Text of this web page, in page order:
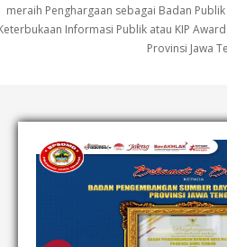
meraih Penghargaan sebagai Badan
Informasi Publik atau KIP
Provinsi Jawa